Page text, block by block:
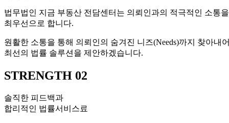
법무법인 지금 부동산 전담센터는 의뢰인과의 적극적인 소통을
최우선으로 합니다.
원활한 소통을 통해 의뢰인의 숨겨진 니즈(Needs)까지 찾아내
최선의 법률 솔루션을 제안하겠습니다.
STRENGTH 02
솔직한 피드백과
합리적인 법률서비스료